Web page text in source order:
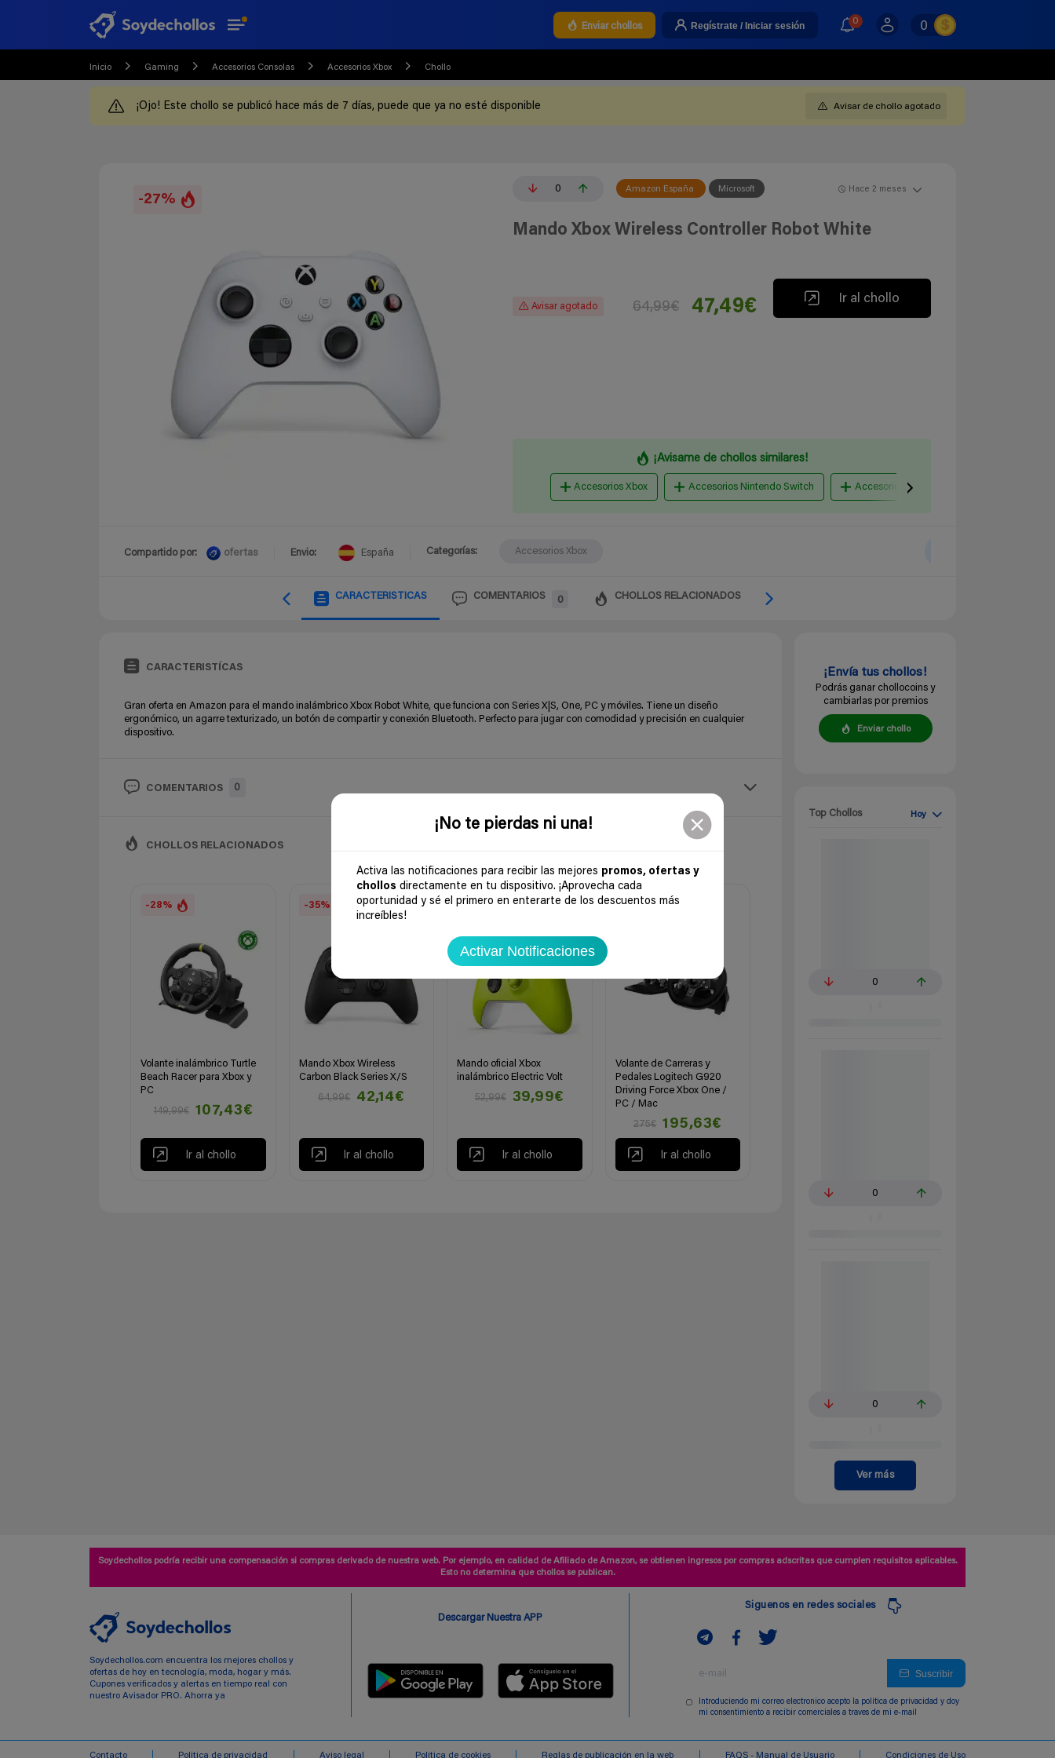
¡No te pierdas ni una!
Activa las notificaciones para recibir las mejores promos, ofertas y
chollos directamente en tu dispositivo. ¡Aprovecha cada
oportunidad y sé el primero en enterarte de los descuentos más
increíbles!
Activar Notificaciones
Enviar chollos Regístrate / Iniciar sesión 0 0
Inicio Gaming Accesorios Consolas Accesorios Xbox Chollo
¡Ojo! Este chollo se publicó hace más de 7 días, puede que ya no esté disponible Avisar de chollo agotado
-27%
0 Amazon España Microsoft Hace 2 meses
Mando Xbox Wireless Controller Robot White
Avisar agotado 64,99€ 47,49€ Ir al chollo
¡Avisame de chollos similares!
Accesorios Xbox Accesorios Nintendo Switch Accesorios PlayStation
Compartido por: ofertas Envio: España Categorías: Accesorios Xbox
CARACTERISTICAS COMENTARIOS 0 CHOLLOS RELACIONADOS
CARACTERISTÍCAS
Gran oferta en Amazon para el mando inalámbrico Xbox Robot White, que funciona con Series X|S, One, PC y móviles. Tiene un diseño
ergonómico, un agarre texturizado, un botón de compartir y conexión Bluetooth. Perfecto para jugar con comodidad y precisión en cualquier
dispositivo.
COMENTARIOS 0
CHOLLOS RELACIONADOS
-28%
Volante inalámbrico Turtle
Beach Racer para Xbox y
PC
149,99€
107,43€
Ir al chollo
-35%
Mando Xbox Wireless
Carbon Black Series X/S
64,99€
42,14€
Ir al chollo
-25%
Mando oficial Xbox
inalámbrico Electric Volt
52,99€
39,99€
Ir al chollo
-29%
Volante de Carreras y
Pedales Logitech G920
Driving Force Xbox One /
PC / Mac
275€
195,63€
Ir al chollo
¡Envía tus chollos!
Podrás ganar chollocoins y
cambiarlas por premios
Enviar chollo
Top Chollos Hoy
0
0
0
Ver más
Soydechollos podría recibir una compensación si compras derivado de nuestra web. Por ejemplo, en calidad de Afiliado de Amazon, se obtienen ingresos por compras adscritas que cumplen requisitos aplicables.
Esto no determina que chollos se publican.
Soydechollos.com encuentra los mejores chollos y
ofertas de hoy en tecnología, moda, hogar y más.
Cupones verificados y alertas en tiempo real con
nuestro Avisador PRO. Ahorra ya
Descargar Nuestra APP
Siguenos en redes sociales
Suscribir
Introduciendo mi correo electronico acepto la politica de privacidad y doy
mi consentimiento a recibir comerciales a traves de mi e-mail
Contacto Politica de privacidad Aviso legal Politica de cookies Reglas de publicación en la web FAQS - Manual de Usuario Condiciones de Uso